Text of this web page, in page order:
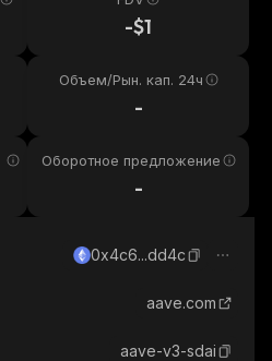
-$1
Объем/Рын. кап. 24ч
-
Оборотное предложение
-
0x4c6...dd4c
aave.com
aave-v3-sdai